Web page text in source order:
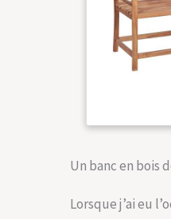
Un banc en bois
Lorsque j’ai eu